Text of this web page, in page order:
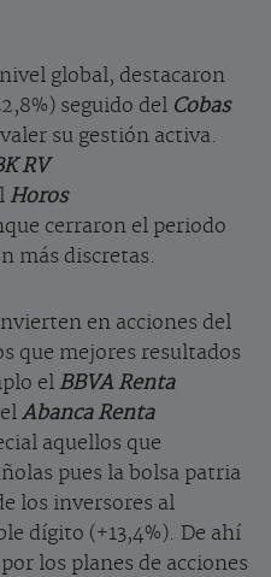
global, destacaron
seguido del Cobas
su gestión activa.
RV
Horos
cerraron el periodo
más discretas.
en acciones del
que mejores resultados
el BBVA Renta
Abanca Renta
aquellos que
pues la bolsa patria
los inversores al
dígito (+13,4%). De ahí
los planes de acciones